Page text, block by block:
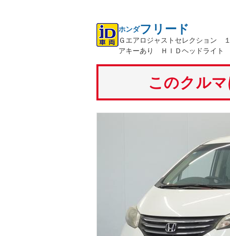
ホンダフリード
Ｇエアロジャストセレクショ
アキーあり ＨＩＤヘッドライ
このクル